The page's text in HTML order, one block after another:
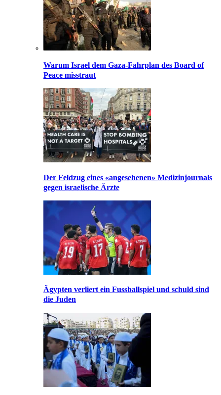
Warum Israel dem Gaza-Fahrplan des Board of
Peace misstraut
Der Feldzug eines «angesehenen» Medizinjournals
gegen israelische Ärzte
Ägypten verliert ein Fussballspiel und schuld sind
die Juden